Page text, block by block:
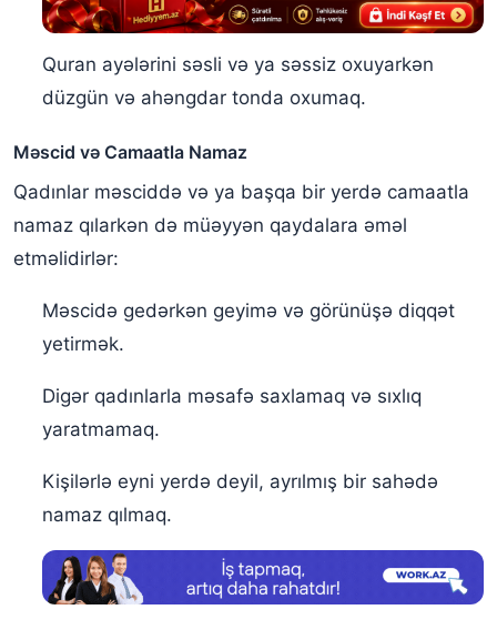
Quran ayələrini səsli və ya səssiz oxuyarkən
düzgün və ahəngdar tonda oxumaq.
Məscid və Camaatla Namaz
Qadınlar məsciddə və ya başqa bir yerdə camaatla
namaz qılarkən də müəyyən qaydalara əməl
etməlidirlər:
Məscidə gedərkən geyimə və görünüşə diqqət
yetirmək.
Digər qadınlarla məsafə saxlamaq və sıxlıq
yaratmamaq.
Kişilərlə eyni yerdə deyil, ayrılmış bir sahədə
namaz qılmaq.